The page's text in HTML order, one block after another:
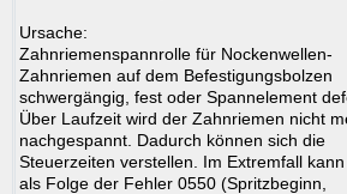
Ursache:
Zahnriemenspannrolle für Nockenwellen-
Zahnriemen auf dem Befestigungsbolzen
schwergängig, fest oder Spannelement
Über Laufzeit wird der Zahnriemen nicht
nachgespannt. Dadurch können sich die
Steuerzeiten verstellen. Im Extremfall
als Folge der Fehler 0550 (Spritzbeginn,